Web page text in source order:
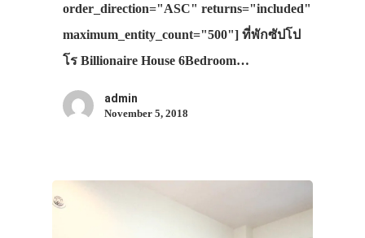
order_direction="ASC" returns="included"
maximum_entity_count="500"] ที่พักซัปโป
โร Billionaire House 6Bedroom…
admin
November 5, 2018